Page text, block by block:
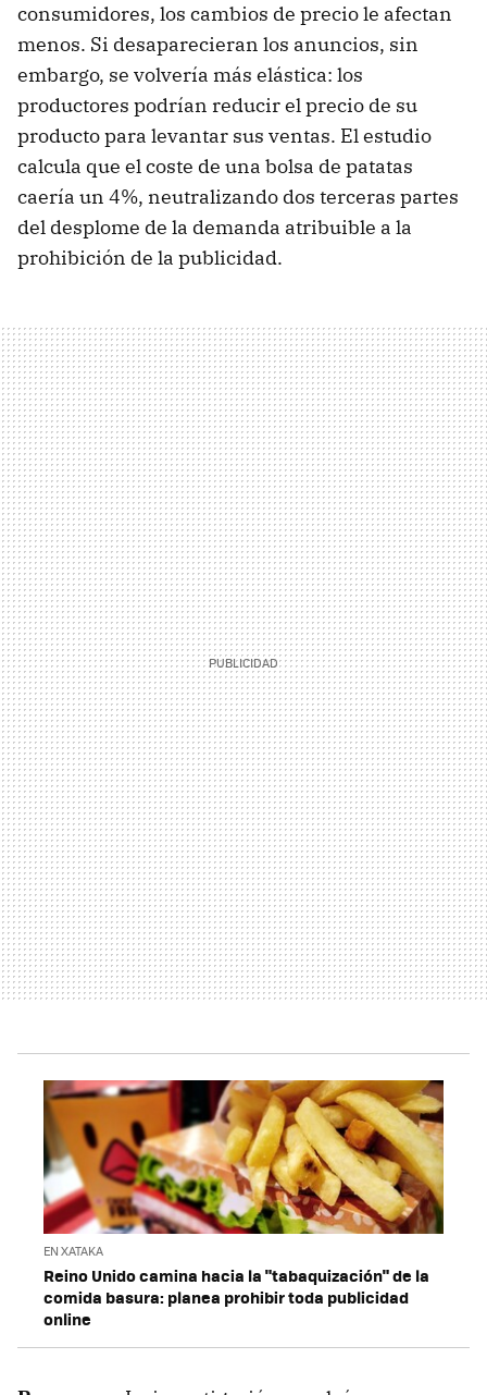
consumidores, los cambios de precio le afectan
menos. Si desaparecieran los anuncios, sin
embargo, se volvería más elástica: los
productores podrían reducir el precio de su
producto para levantar sus ventas. El estudio
calcula que el coste de una bolsa de patatas
caería un 4%, neutralizando dos terceras partes
del desplome de la demanda atribuible a la
prohibición de la publicidad.
EN XATAKA
Reino Unido camina hacia la "tabaquización" de la
comida basura: planea prohibir toda publicidad
online